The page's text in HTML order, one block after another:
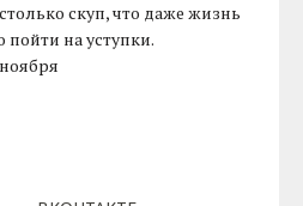
скуп, что даже жизнь
пойти на уступки.